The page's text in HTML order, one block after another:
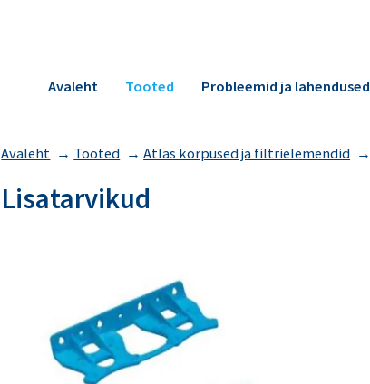
Avaleht Tooted Probleemid ja lahendused
Avaleht → Tooted →Atlas korpused ja filtrielemendid →
Lisatarvikud